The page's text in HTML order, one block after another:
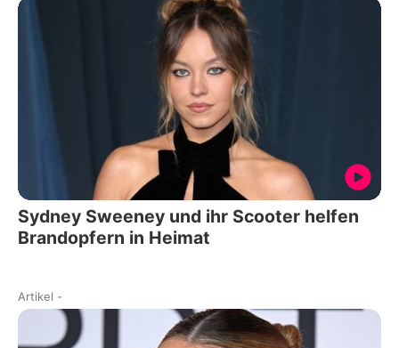
Sydney Sweeney und ihr Scooter helfen
Brandopfern in Heimat
Artikel -